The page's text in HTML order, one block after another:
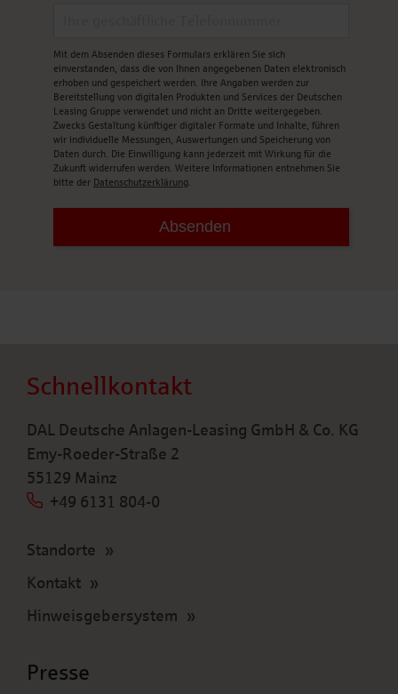
Mit dem Absenden dieses Formulars erklären Sie sich
einverstanden, dass die von Ihnen angegebenen Daten elektronisch
erhoben und gespeichert werden. Ihre Angaben werden zur
Bereitstellung von digitalen Produkten und Services der Deutschen
Leasing Gruppe verwendet und nicht an Dritte weitergegeben.
Zwecks Gestaltung künftiger digitaler Formate und Inhalte, führen
wir individuelle Messungen, Auswertungen und Speicherung von
Daten durch. Die Einwilligung kann jederzeit mit Wirkung für die
Zukunft widerrufen werden. Weitere Informationen entnehmen Sie
bitte der Datenschutzerklärung
Schnellkontakt
DAL Deutsche Anlagen-Leasing GmbH & Co. KG
Emy-Roeder-Straße 2
55129 Mainz
+49 6131 804-0
Standorte
Kontakt
Hinweisgebersystem
Presse